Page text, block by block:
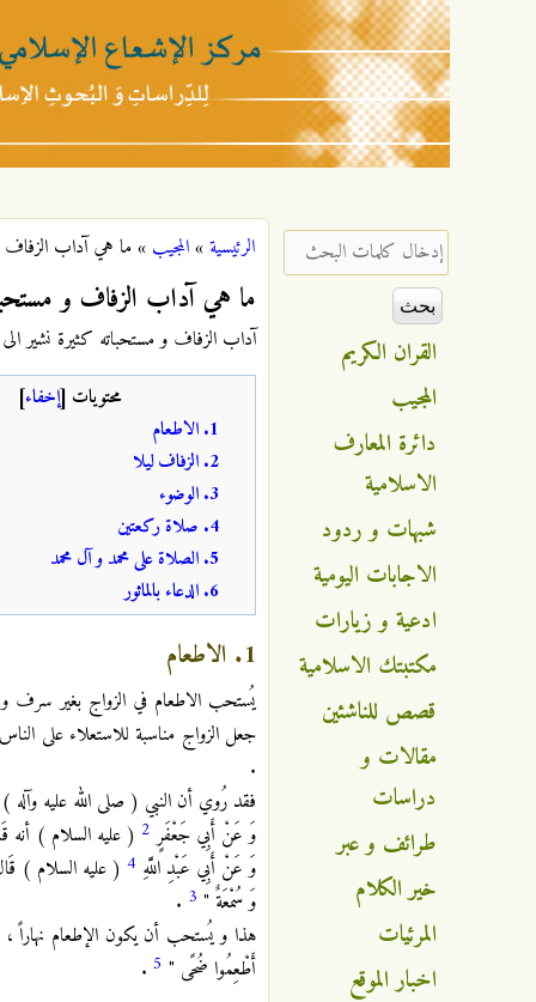
الإشعاع
الإسلامي أنت هنا
الرئيسية»المجيب »ما هي آداب الزفاف
ما هي آداب الزفاف و
آداب الزفاف و مستحباته كثيرة نشير
محتويات [إخفاء]
1. الاطعام
2. الزفاف ليلا
3. الوضوء
4. صلاة ركعتين
5. الصلاة على محمد و آل محمد
6. الدعاء بالماثور
1. الاطعام
يُستحب الاطعام في الزواج بغير سرف
جعل الزواج مناسبة للاستعلاء على
.
فقد رُوي أن النبي ( صلى الله عليه
وَ عَنْ أَبِي جَعْفَرٍ 2 ( عليه السلام ) أنه
وَ عَنْ أَبِي عَبْدِ اللَّهِ 4 ( عليه السلام )
وَ سُمْعَةٌ " 3
.
هذا و يُستحب أن يكون الإطعام نهاراً
أَطْعِمُوا ضُحًى " 5
.
‏إدخال كلمات البحث ‏
القران الكريم
المجيب
دائرة المعارف
الاسلامية
شبهات و ردود
الاجابات اليومية
ادعية و زيارات
مكتبتك الاسلامية
قصص للناشئين
مقالات و
دراسات
طرائف و عبر
خير الكلام
المرئيات
اخبار الموقع